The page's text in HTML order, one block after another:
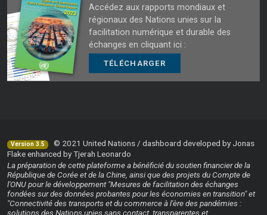
Accédez aux rapports mondiaux et
régionaux des Nations unies sur la
facilitation numérique et durable des
échanges en cliquant ici :
TÉLÉCHARGER
Version 3.5
© 2021 United Nations / dashboard developed by Jonas
Flake enhanced by Tjerah Leonardo
La préparation de cette plateforme a bénéficié du soutien financier de la
République de Corée et de la Chine, ainsi que des projets du Compte de
l'ONU pour le développement "Mesures de facilitation des échanges
fondées sur des données probantes pour les économies en transition" et
"Connectivité des transports et du commerce à l'ère des pandémies :
solutions des Nations unies sans contact, transparentes et